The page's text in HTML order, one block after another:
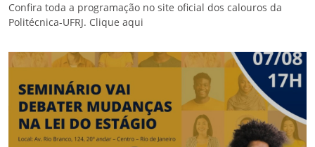
Confira toda a programação no site oficial dos calouros da
Politécnica-UFRJ. Clique aqui